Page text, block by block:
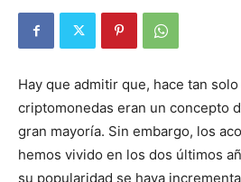
Hay que admitir que, hace tan
criptomonedas eran un concepto
gran mayoría. Sin embargo, los
hemos vivido en los dos últimos
su popularidad se haya